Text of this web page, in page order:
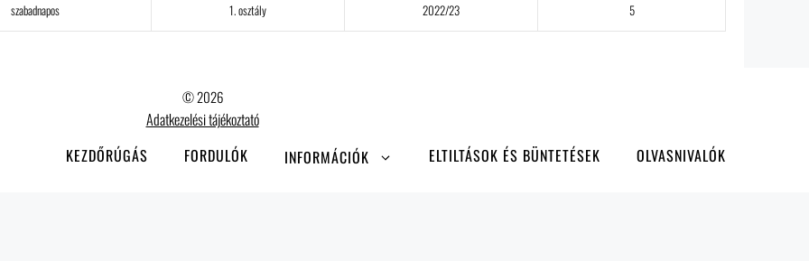
szabadnapos 1. osztály 2022/23 5
© 2026
Adatkezelési tájékoztató
KEZDŐRÚGÁS FORDULÓK INFORMÁCIÓK ELTILTÁSOK ÉS BÜNTETÉSEK OLVASNIVALÓK